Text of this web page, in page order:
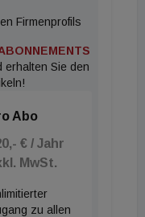
„Das Thema
-
Trend ist,
deutschen
dass
Natur
kommerziellen
Firmenprofils
erhalten Sie den
Abo
€ / Jahr
MwSt.
zu allen